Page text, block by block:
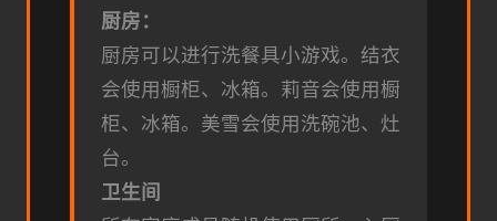
厨房：
厨房可以进行洗餐具小游戏。 结衣
会使用橱柜、冰箱。 莉音会使用橱
柜、冰箱。 美雪会使用洗碗池、灶
台。
卫生间